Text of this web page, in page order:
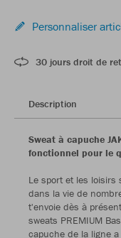
Personnaliser
30 jours droit de
Description
Sweat à capuche
fonctionnel pour le
Le sport et les loisirs
dans la vie de
t'envoie dès à
sweats PREMIUM
capuche de la ligne